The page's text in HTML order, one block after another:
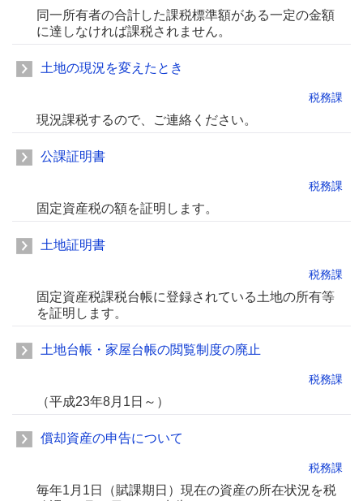
同一所有者の合計した課税標準額がある一定の金額
に達しなければ課税されません。
土地の現況を変えたとき
税務課
現況課税するので、ご連絡ください。
公課証明書
税務課
固定資産税の額を証明します。
土地証明書
税務課
固定資産税課税台帳に登録されている土地の所有等
を証明します。
土地台帳・家屋台帳の閲覧制度の廃止
税務課
（平成23年8月1日～）
償却資産の申告について
税務課
毎年1月1日（賦課期日）現在の資産の所在状況を税